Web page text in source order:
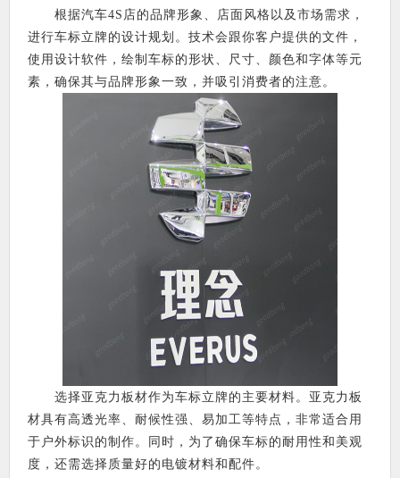
根据汽车4S店的品牌形象、店面风格以及市场需求，
进行车标立牌的设计规划。技术会跟你客户提供的文件，
使用设计软件，绘制车标的形状、尺寸、颜色和字体等元
素，确保其与品牌形象一致，并吸引消费者的注意。
选择亚克力板材作为车标立牌的主要材料。亚克力板
材具有高透光率、耐候性强、易加工等特点，非常适合用
于户外标识的制作。同时，为了确保车标的耐用性和美观
度，还需选择质量好的电镀材料和配件。